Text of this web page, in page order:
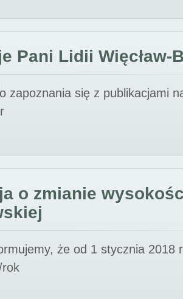
Pani Lidii Więcław-
zapoznania się z publikacjami
o zmianie
że od 1 stycznia 2018
rok